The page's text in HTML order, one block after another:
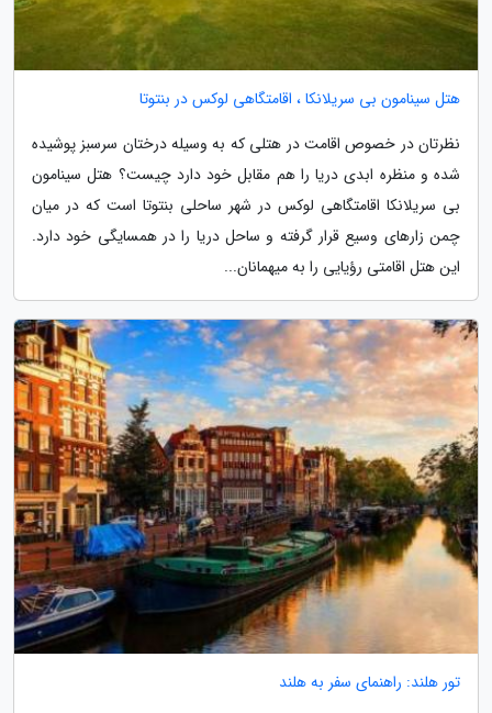
هتل سینامون بی سریلانکا ، اقامتگاهی لوکس در بنتوتا
نظرتان در خصوص اقامت در هتلی که به وسیله درختان سرسبز پوشیده
شده و منظره ابدی دریا را هم مقابل خود دارد چیست؟ هتل سینامون
بی سریلانکا اقامتگاهی لوکس در شهر ساحلی بنتوتا است که در میان
چمن زارهای وسیع قرار گرفته و ساحل دریا را در همسایگی خود دارد.
این هتل اقامتی رؤیایی را به میهمانان...
تور هلند: راهنمای سفر به هلند